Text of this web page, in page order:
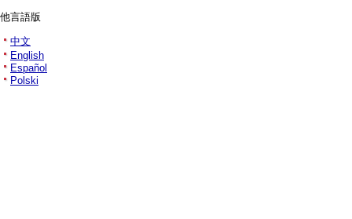
他言語版
中文
English
Español
Polski